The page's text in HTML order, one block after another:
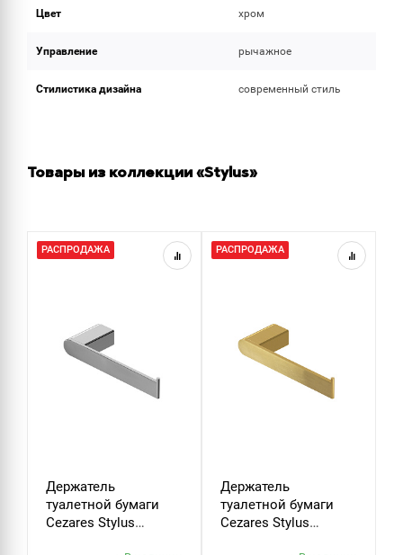
Цвет хром
Управление рычажное
Стилистика дизайна современный стиль
Товары из коллекции «Stylus»
РАСПРОДАЖА
Держатель
туалетной бумаги
Cezares Stylus
РАСПРОДАЖА
Держатель
туалетной бумаги
Cezares Stylus